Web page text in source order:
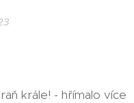
krále! - hřímalo více